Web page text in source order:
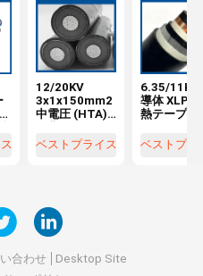
12/20KV
3x1x150mm2
中電圧 (HTA)
ーブル NFC
33-226 地下使
ベストプライス
6.35/11KV
導体 XLPE
熱テープ
イヤ 装甲型
PVC 蓋 MV
ベストプラ
合わせ
Desktop Site